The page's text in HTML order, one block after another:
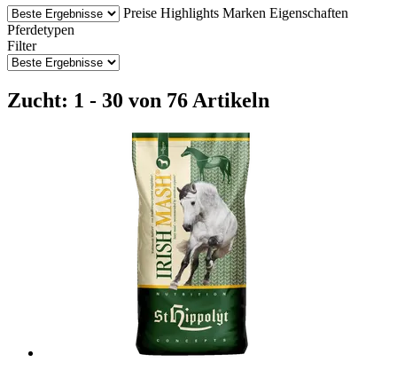
Preise Highlights Marken Eigenschaften
Pferdetypen
Filter
Zucht: 1 - 30 von 76 Artikeln